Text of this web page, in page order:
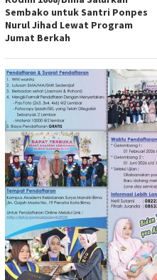
Sembako untuk Santri Ponpes
Nurul Jihad Lewat Program
Jumat Berkah